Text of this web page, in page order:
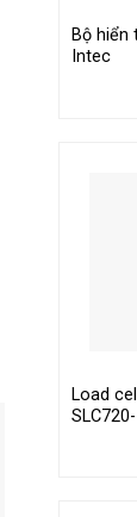
Bộ hiển
Intec
Load